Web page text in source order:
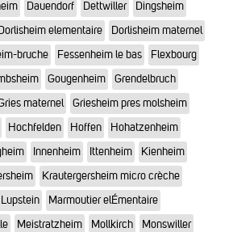
Dauendorf Dettwiller
Dingsheim
elementaire
Dorlisheim maternel
bruche Fessenheim le bas
Flexbourg
Gougenheim
Grendelbruch
maternel
Griesheim pres molsheim
Hochfelden Hoffen
Hohatzenheim
Innenheim Ittenheim
Kienheim
Krautergersheim micro crèche
Lupstein
Marmoutier elÉmentaire
Meistratzheim Mollkirch
Monswiller